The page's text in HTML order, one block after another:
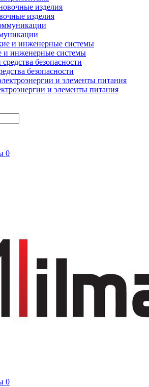
изделия
и инженерные системы
безопасности
и элементы питания
0
0